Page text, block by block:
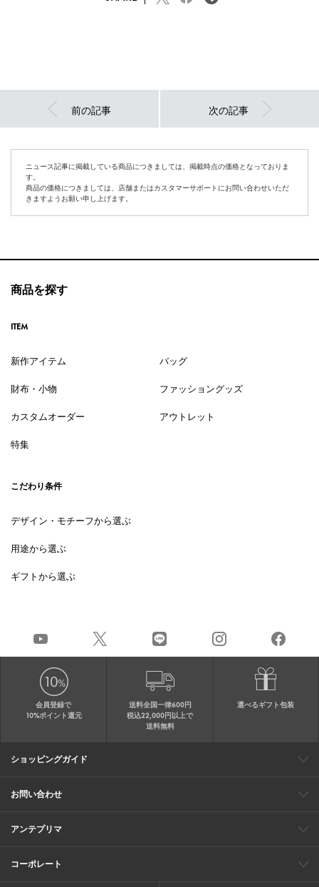
前の記事 次の記事
ニュース記事に掲載している商品につきましては、掲載時点の価格となっておりま
す。
商品の価格につきましては、店舗またはカスタマーサポートにお問い合わせいただ
きますようお願い申し上げます。
商品を探す
ITEM
新作アイテム バッグ
財布・小物 ファッショングッズ
カスタムオーダー アウトレット
特集
こだわり条件
デザイン・モチーフから選ぶ
用途から選ぶ
ギフトから選ぶ
会員登録で
10%ポイント還元
送料全国一律600円
税込22,000円以上で
送料無料
選べるギフト包装
ショッピングガイド
会員特典
ご購入・配送について
返品について
ギフト包装
FAQ
サイトマップ
お問い合わせ
メールでのお問い合わせ
お修理についてのお問い合わせ
アンテプリマ
ブランドサイト
ショップリスト
ワイヤーバッグについて
特集
オンラインストアニュース
コーポレート